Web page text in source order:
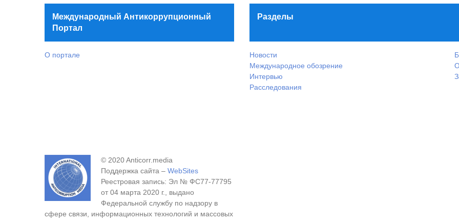
Международный Антикоррупционный
Портал
О портале
Разделы
Новости
Международное обозрение
Интервью
Расследования
© 2020 Anticorr.media
Поддержка сайта – WebSites
Реестровая запись: Эл № ФС77-77795
от 04 марта 2020 г., выдано
Федеральной службу по надзору в
сфере связи, информационных технологий и массовых